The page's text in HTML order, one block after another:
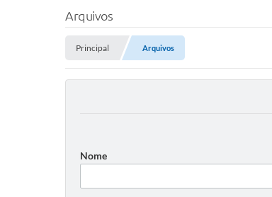
Arquivos
Principal Arquivos
Nome